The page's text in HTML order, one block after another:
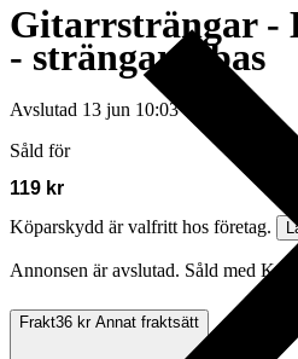
Gitarrsträngar -
- strängar elbas
Avslutad 13 jun 10:03
Såld för
119 kr
Köparskydd är valfritt hos företag.
Annonsen är avslutad. Såld med Köp
Frakt36 kr Annat fraktsätt